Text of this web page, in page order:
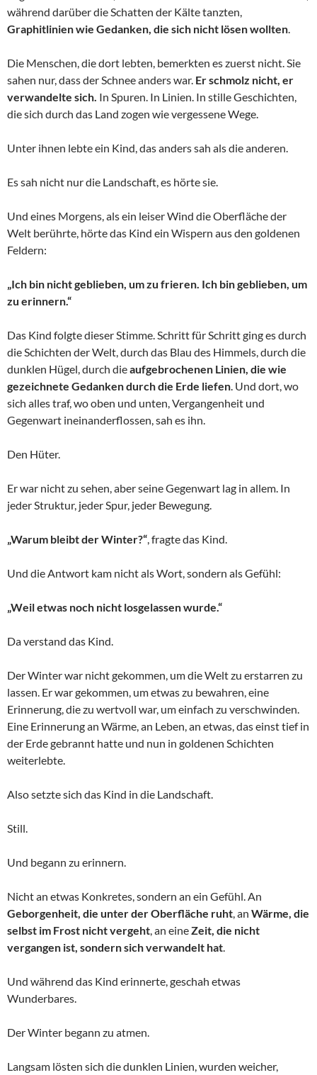
während darüber die Schatten der Kälte tanzten,
Graphitlinien wie Gedanken, die sich nicht lösen wollten.
Die Menschen, die dort lebten, bemerkten es zuerst nicht. Sie
sahen nur, dass der Schnee anders war. Er schmolz nicht, er
verwandelte sich. In Spuren. In Linien. In stille Geschichten,
die sich durch das Land zogen wie vergessene Wege.
Unter ihnen lebte ein Kind, das anders sah als die anderen.
Es sah nicht nur die Landschaft, es hörte sie.
Und eines Morgens, als ein leiser Wind die Oberfläche der
Welt berührte, hörte das Kind ein Wispern aus den goldenen
Feldern:
„Ich bin nicht geblieben, um zu frieren. Ich bin geblieben, um
zu erinnern.“
Das Kind folgte dieser Stimme. Schritt für Schritt ging es durch
die Schichten der Welt, durch das Blau des Himmels, durch die
dunklen Hügel, durch dieaufgebrochenen Linien, die wie
gezeichnete Gedanken durch die Erde liefen. Und dort, wo
sich alles traf, wo oben und unten, Vergangenheit und
Gegenwart ineinanderflossen, sah es ihn.
Den Hüter.
Er war nicht zu sehen, aber seine Gegenwart lag in allem. In
jeder Struktur, jeder Spur, jeder Bewegung.
„Warum bleibt der Winter?“, fragte das Kind.
Und die Antwort kam nicht als Wort, sondern als Gefühl:
„Weil etwas noch nicht losgelassen wurde.“
Da verstand das Kind.
Der Winter war nicht gekommen, um die Welt zu erstarren zu
lassen. Er war gekommen, um etwas zu bewahren, eine
Erinnerung, die zu wertvoll war, um einfach zu verschwinden.
Eine Erinnerung an Wärme, an Leben, an etwas, das einst tief in
der Erde gebrannt hatte und nun in goldenen Schichten
weiterlebte.
Also setzte sich das Kind in die Landschaft.
Still.
Und begann zu erinnern.
Nicht an etwas Konkretes, sondern an ein Gefühl. An
Geborgenheit, die unter der Oberfläche ruht, an Wärme, die
selbst im Frost nicht vergeht, an eineZeit, die nicht
vergangen ist, sondern sich verwandelt hat.
Und während das Kind erinnerte, geschah etwas
Wunderbares.
Der Winter begann zu atmen.
Langsam lösten sich die dunklen Linien, wurden weicher,